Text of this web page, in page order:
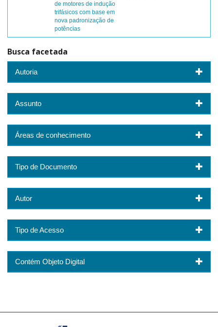
de motores de indução
trifásicos com base em
nova padronização de
potências
Busca facetada
Autoria
Assunto
Áreas de conhecimento
Tipo de Documento
Autor
Tipo de Acesso
Contém Objeto Digital